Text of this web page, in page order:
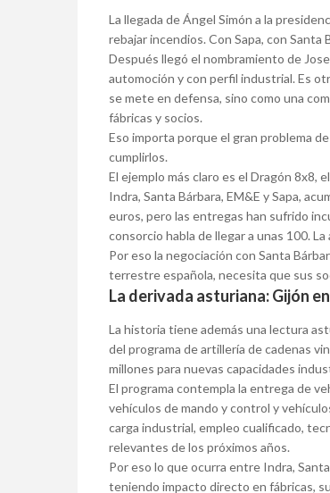
La llegada de Ángel Simón a la
rebajar incendios. Con Sapa, con
Después llegó el nombramiento de
automoción y con perfil industrial. Es
se mete en defensa, sino como una
fábricas y socios.
Eso importa porque el gran problema
cumplirlos.
El ejemplo más claro es el Dragón 8x8,
Indra, Santa Bárbara, EM&E y Sapa,
euros, pero las entregas han sufrido
consorcio habla de llegar a unas 100.
Por eso la negociación con Santa
terrestre española, necesita que sus
La derivada asturiana: Gijón
La historia tiene además una lectura
del programa de artillería de cadenas
millones para nuevas capacidades
El programa contempla la entrega de
vehículos de mando y control y
carga industrial, empleo cualificado,
relevantes de los próximos años.
Por eso lo que ocurra entre Indra,
teniendo impacto directo en fábricas,